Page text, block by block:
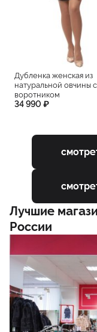
Дубленка женская из
натуральной овчины с
воротником
34 990 ₽
Лучшие
России